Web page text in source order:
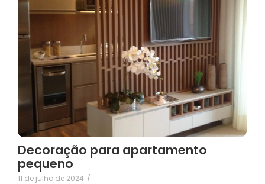
Decoração para apartamento
pequeno
11 de julho de 2024 /